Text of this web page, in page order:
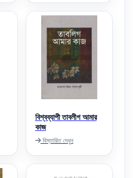
বিশ্বব্যাপী তাবলীগ আমার
কাজ
বিস্তারিত দেখুন